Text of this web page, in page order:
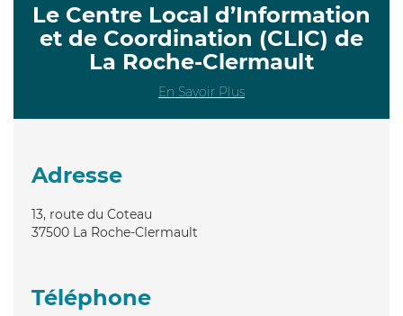
Le Centre Local d’Information
et de Coordination (CLIC) de
La Roche-Clermault
En Savoir Plus
Adresse
13, route du Coteau
37500 La Roche-Clermault
Téléphone